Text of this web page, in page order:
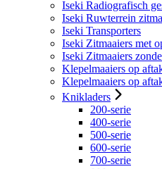
Iseki Radiografisch
Iseki Ruwterrein
Iseki Transporters
Iseki Zitmaaiers met
Iseki Zitmaaiers
Klepelmaaiers op
Klepelmaaiers op
Knikladers
200-serie
400-serie
500-serie
600-serie
700-serie